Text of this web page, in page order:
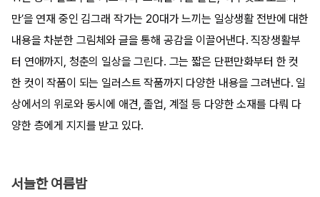
만’을 연재 중인 김그래 작가는 20대가 느끼는 일상생활 전반에 대한
내용을 차분한 그림체와 글을 통해 공감을 이끌어낸다. 직장생활부
터 연애까지, 청춘의 일상을 그린다. 그는 짧은 단편만화부터 한 컷
한 컷이 작품이 되는 일러스트 작품까지 다양한 내용을 그려낸다. 일
상에서의 위로와 동시에 애견, 졸업, 계절 등 다양한 소재를 다뤄 다
양한 층에게 지지를 받고 있다.
서늘한 여름밤